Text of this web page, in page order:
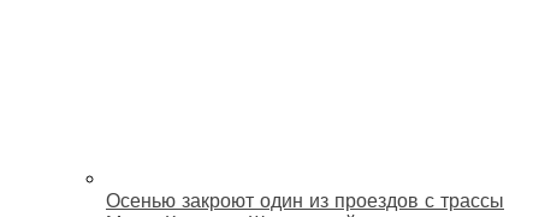
Осенью закроют один из проездов с трассы